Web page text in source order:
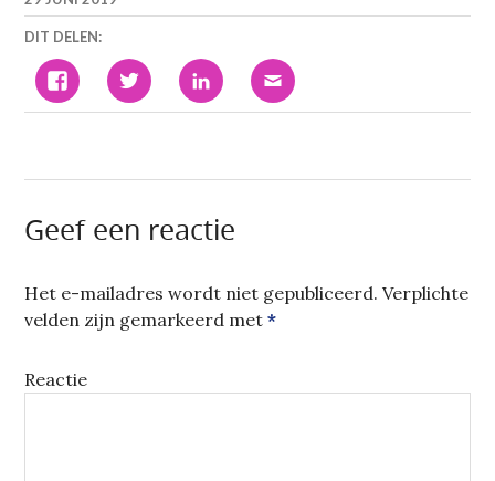
DIT DELEN:
KLIK
OM
TE
DELEN
OP
NIEUW
KLIK
OM
TE
DELEN
MET
NIEUW
KLIK
OM
OP
LINKEDIN
TE
NIEUW
KLIK
OM
DIT
TE
E-
(WORDT
Geef een reactie
Het e-mailadres wordt niet gepubliceerd. Verplichte
velden zijn gemarkeerd met*
Reactie